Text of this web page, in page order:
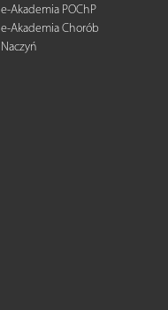
e-Akademia POChP
e-Akademia Chorób
Naczyń